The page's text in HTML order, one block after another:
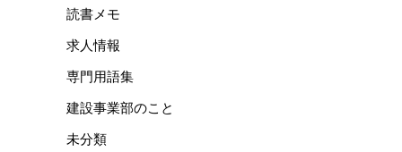
読書メモ
求人情報
専門用語集
建設事業部のこと
未分類